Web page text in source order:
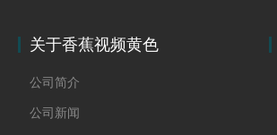
关于香蕉视频黄色
公司简介
公司新闻